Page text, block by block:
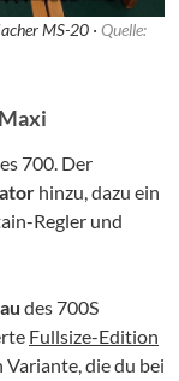
MS-20 · Quelle:
700. Der
hinzu, dazu ein
Regler und
des 700S
Fullsize-Edition
die du bei